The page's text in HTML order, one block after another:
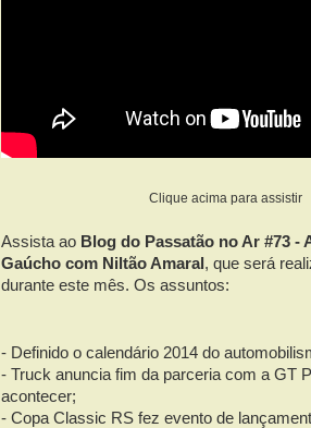
Clique acima para assistir
Assista ao Blog do Passatão no Ar #73 -
Gaúcho com Niltão Amaral, que será
durante este mês. Os assuntos:
- Definido o calendário 2014 do
- Truck anuncia fim da parceria com a GT
acontecer;
- Copa Classic RS fez evento de